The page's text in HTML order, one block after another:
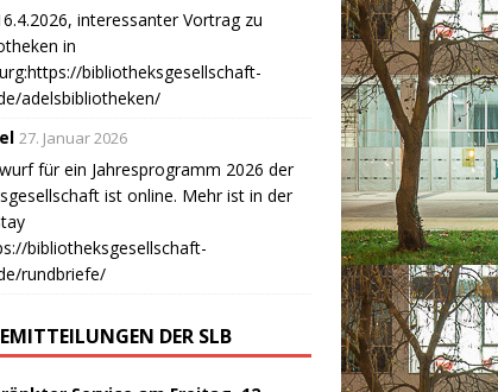
interessanter Vortrag zu
in
bibliotheksgesellschaft-
adelsbibliotheken/
27. Januar 2026
für ein Jahresprogramm 2026 der
ist online. Mehr ist in der
bibliotheksgesellschaft-
rundbriefe/
DER SLB